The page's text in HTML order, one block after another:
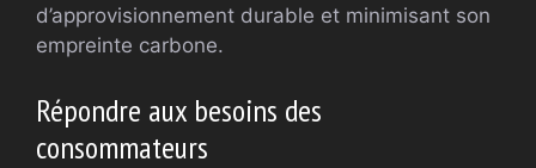
d’approvisionnement durable et minimisant son
empreinte carbone.
Répondre aux besoins des
consommateurs